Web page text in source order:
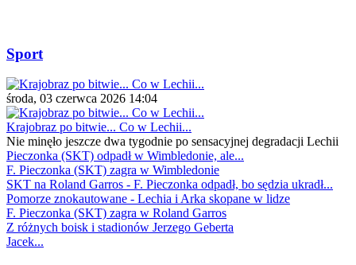
Sport
środa, 03 czerwca 2026 14:04
Krajobraz po bitwie... Co w Lechii...
Nie minęło jeszcze dwa tygodnie po sensacyjnej degradacji Lechii
Pieczonka (SKT) odpadł w Wimbledonie, ale...
F. Pieczonka (SKT) zagra w Wimbledonie
SKT na Roland Garros - F. Pieczonka odpadł, bo sędzia ukradł...
Pomorze znokautowane - Lechia i Arka skopane w lidze
F. Pieczonka (SKT) zagra w Roland Garros
Z różnych boisk i stadionów Jerzego Geberta
Jacek...